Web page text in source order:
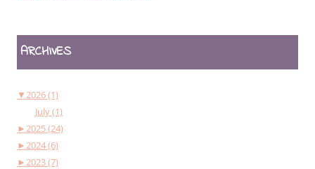
ARCHIVES
▼2026 (1)
July (1)
►2025 (24)
►2024 (6)
►2023 (7)